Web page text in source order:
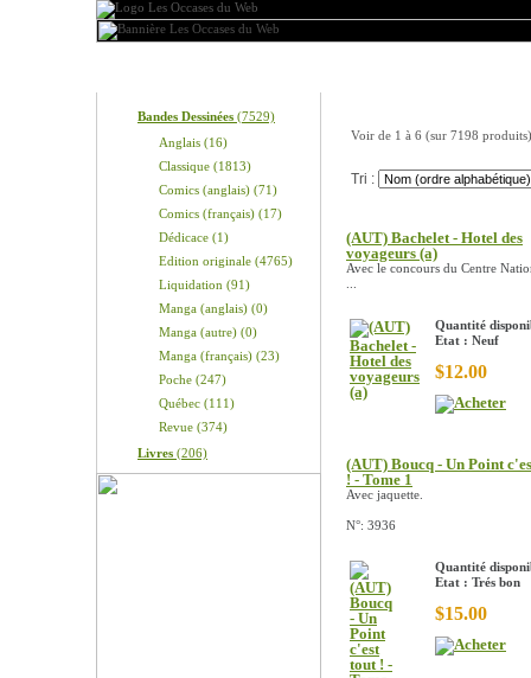
Bandes Dessinées (7529)
Anglais (16)
Classique (1813)
Comics (anglais) (71)
Comics (français) (17)
Dédicace (1)
Edition originale (4765)
Liquidation (91)
Manga (anglais) (0)
Manga (autre) (0)
Manga (français) (23)
Poche (247)
Québec (111)
Revue (374)
Livres (206)
Voir de 1 à 6 (sur 7198 produits)
Tri :
(AUT) Bachelet - Hotel des
voyageurs (a)
Avec le concours du Centre
Quantité
Etat : Neuf
$12.00
(AUT) Boucq - Un Point
! - Tome 1
Avec jaquette.
N°: 3936
Quantité
Etat : Trés bon
$15.00